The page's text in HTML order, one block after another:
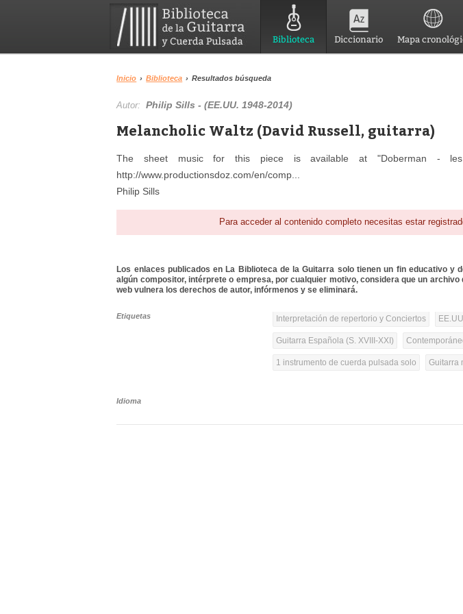
Biblioteca Diccionario Mapa
Inicio › Biblioteca › Resultados búsqueda
Autor:Philip Sills - (EE.UU. 1948-2014)
Melancholic Waltz (David Russell, guitarra)
The sheet music for this piece is available at "Doberman - les
http://www.productionsdoz.com/en/comp...
Philip Sills
Para acceder al contenido completo necesitas estar
Los enlaces publicados en La Biblioteca de la Guitarra solo tienen un fin educativo y
algún compositor, intérprete o empresa, por cualquier motivo, considera que un archivo
web vulnera los derechos de autor, infórmenos y se eliminará.
Etiquetas Interpretación de repertorio y Conciertos
Guitarra Española (S. XVIII-XXI)
1 instrumento de cuerda pulsada solo Guitarra
Idioma